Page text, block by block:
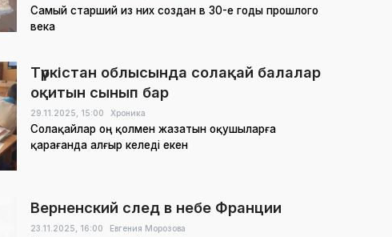
Самый старший из них создан в 30-е годы прошлого
века
Түркістан облысында солақай балалар
оқитын сынып бар
29.11.2025, 15:00 Хроника
Солақайлар оң қолмен жазатын оқушыларға
қарағанда алғыр келеді екен
Верненский след в небе Франции
23.11.2025, 16:00 Евгения Морозова